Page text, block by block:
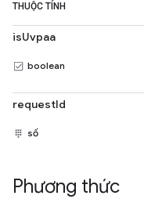
THUỘC TÍNH
isUvpaa
boolean
requestId
số
Phương thức